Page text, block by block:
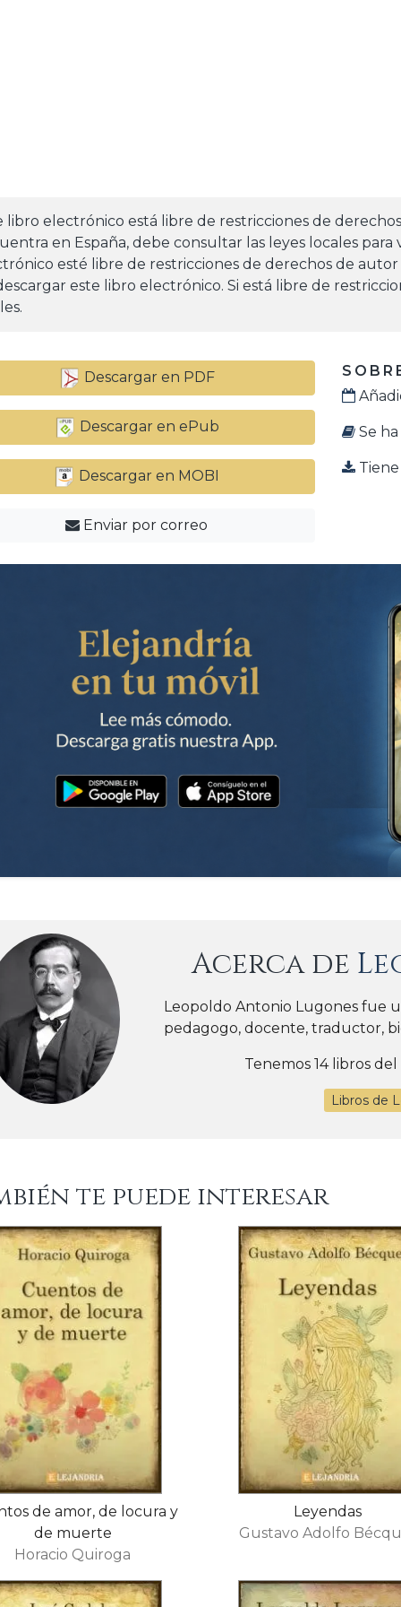
libro electrónico está libre de restricciones de
en España, debe consultar las leyes locales
esté libre de restricciones de derechos de
este libro electrónico. Si está libre de
Descargar en PDF
Descargar en ePub
Descargar en MOBI
Enviar por correo
Se ha
Tiene
Acerca de
Leopoldo Antonio Lugones fue
pedagogo, docente, traductor,
Tenemos 14 libros
Libros de
te puede interesar
de amor, de locura y
de muerte
Horacio Quiroga
Leyendas
Gustavo Adolfo